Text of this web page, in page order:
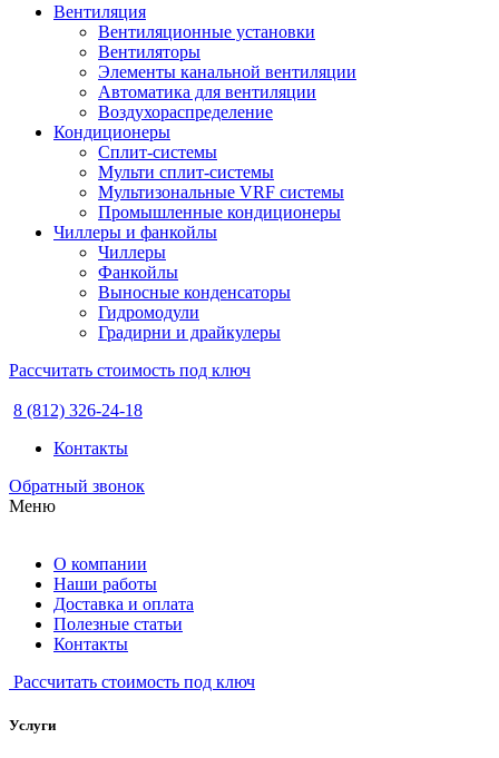
Вентиляция
Вентиляционные установки
Вентиляторы
Элементы канальной вентиляции
Автоматика для вентиляции
Воздухораспределение
Кондиционеры
Сплит-системы
Мульти сплит-системы
Мультизональные VRF системы
Промышленные кондиционеры
Чиллеры и фанкойлы
Чиллеры
Фанкойлы
Выносные конденсаторы
Гидромодули
Градирни и драйкулеры
Рассчитать стоимость под ключ
8 (812) 326-24-18
Контакты
Обратный звонок
Меню
О компании
Наши работы
Доставка и оплата
Полезные статьи
Контакты
Рассчитать стоимость под ключ
Услуги